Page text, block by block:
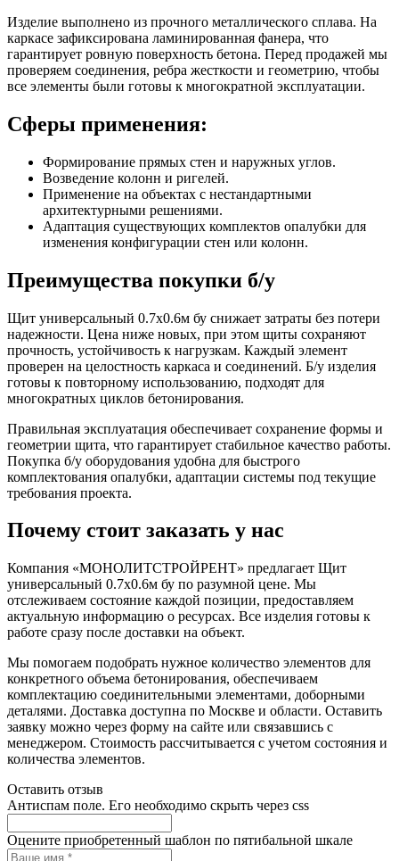
Изделие выполнено из прочного металлического сплава. На
каркасе зафиксирована ламинированная фанера, что
гарантирует ровную поверхность бетона. Перед продажей мы
проверяем соединения, ребра жесткости и геометрию, чтобы
все элементы были готовы к многократной эксплуатации.
Сферы применения:
Формирование прямых стен и наружных углов.
Возведение колонн и ригелей.
Применение на объектах с нестандартными
архитектурными решениями.
Адаптация существующих комплектов опалубки для
изменения конфигурации стен или колонн.
Преимущества покупки б/у
Щит универсальный 0.7x0.6м бу снижает затраты без потери
надежности. Цена ниже новых, при этом щиты сохраняют
прочность, устойчивость к нагрузкам. Каждый элемент
проверен на целостность каркаса и соединений. Б/у изделия
готовы к повторному использованию, подходят для
многократных циклов бетонирования.
Правильная эксплуатация обеспечивает сохранение формы и
геометрии щита, что гарантирует стабильное качество работы.
Покупка б/у оборудования удобна для быстрого
комплектования опалубки, адаптации системы под текущие
требования проекта.
Почему стоит заказать у нас
Компания «МОНОЛИТСТРОЙРЕНТ» предлагает Щит
универсальный 0.7x0.6м бу по разумной цене. Мы
отслеживаем состояние каждой позиции, предоставляем
актуальную информацию о ресурсах. Все изделия готовы к
работе сразу после доставки на объект.
Мы помогаем подобрать нужное количество элементов для
конкретного объема бетонирования, обеспечиваем
комплектацию соединительными элементами, доборными
деталями. Доставка доступна по Москве и области. Оставить
заявку можно через форму на сайте или связавшись с
менеджером. Стоимость рассчитывается с учетом состояния и
количества элементов.
Оставить отзыв
Антиспам поле. Его необходимо скрыть через css
Оцените приобретенный шаблон по пятибальной шкале